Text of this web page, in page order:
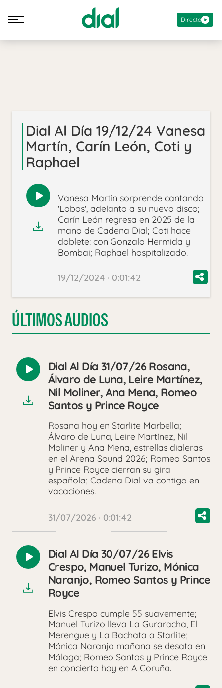
Directo
Dial Al Día 19/12/24 Vanesa
Martín, Carín León, Coti y
Raphael
Reproducir
audio
Vanesa Martín sorprende cantando
'Lobos', adelanto a su nuevo disco;
Carín León regresa en 2025 de la
mano de Cadena Dial; Coti hace
doblete: con Gonzalo Hermida y
Bombai; Raphael hospitalizado.
19/12/2024 · 0:01:42
ÚLTIMOS AUDIOS
Reproducir
audio
Dial Al Día 31/07/26 Rosana,
Álvaro de Luna, Leire Martínez,
Nil Moliner, Ana Mena, Romeo
Santos y Prince Royce
Rosana hoy en Starlite Marbella;
Álvaro de Luna, Leire Martínez, Nil
Moliner y Ana Mena, estrellas dialeras
en el Arena Sound 2026; Romeo Santos
y Prince Royce cierran su gira
española; Cadena Dial va contigo en
vacaciones.
31/07/2026 · 0:01:42
Reproducir
audio
Dial Al Día 30/07/26 Elvis
Crespo, Manuel Turizo, Mónica
Naranjo, Romeo Santos y Prince
Royce
Elvis Crespo cumple 55 suavemente;
Manuel Turizo lleva La Guraracha, El
Merengue y La Bachata a Starlite;
Mónica Naranjo mañana se desata en
Málaga; Romeo Santos y Prince Royce
en concierto hoy en A Coruña.